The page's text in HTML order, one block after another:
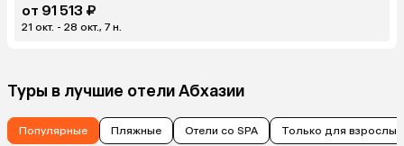
от 91 513 ₽
21 окт. - 28 окт., 7 н.
Туры в лучшие отели Абхазии
Популярные Пляжные Отели со SPA Только для взрослых